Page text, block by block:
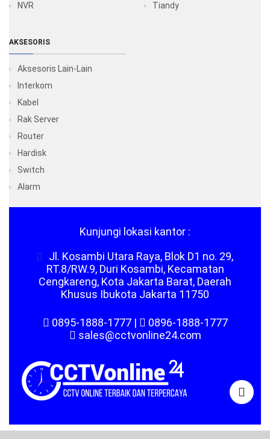
NVR
Tiandy
AKSESORIS
Aksesoris Lain-Lain
Interkom
Kabel
Rak Server
Router
Hardisk
Switch
Alarm
Kunjungi lokasi kantor :
Jl. Kosambi Utara Raya, Blok D1 no. 29,
RT.8/RW.9, Duri Kosambi, Kecamatan
Cengkareng, Kota Jakarta Barat, Daerah
Khusus Ibukota Jakarta 11750
0895-1888-1777|
0896-1888-1777
sales@cctvonline24.com